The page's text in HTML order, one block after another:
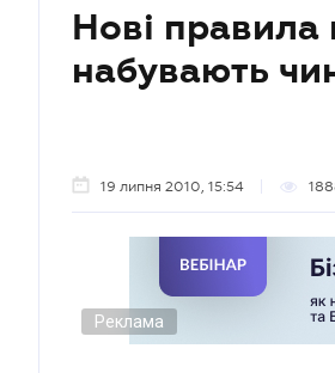
Нові правила
набувають
19 липня 2010, 15:54
Реклама